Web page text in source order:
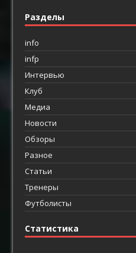
Разделы
info
infp
Интервью
Клуб
Медиа
Новости
Обзоры
Разное
Статьи
Тренеры
Футболисты
Статистика